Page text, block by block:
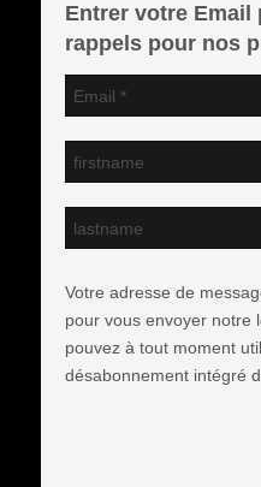
Entrer votre Email
rappels pour nos
Votre adresse de
pour vous envoyer notre
pouvez à tout moment
désabonnement intégré